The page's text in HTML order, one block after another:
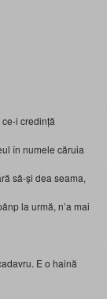
i credinţă
în numele căruia
să-şi dea seama,
la urmă, n’a mai
E o haină